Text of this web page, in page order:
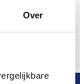
Over